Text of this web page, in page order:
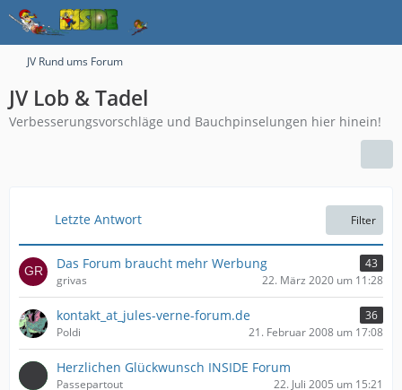
JV Rund ums Forum
JV Lob & Tadel
Verbesserungsvorschläge und Bauchpinselungen hier hinein!
Letzte Antwort Filter
Das Forum braucht mehr Werbung
43
grivas
22. März 2020 um 11:28
kontakt_at_jules-verne-forum.de
36
Poldi
21. Februar 2008 um 17:08
Herzlichen Glückwunsch INSIDE Forum
Passepartout 22. Juli 2005 um 15:21